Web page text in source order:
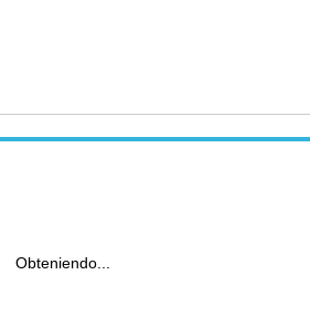
Obteniendo...